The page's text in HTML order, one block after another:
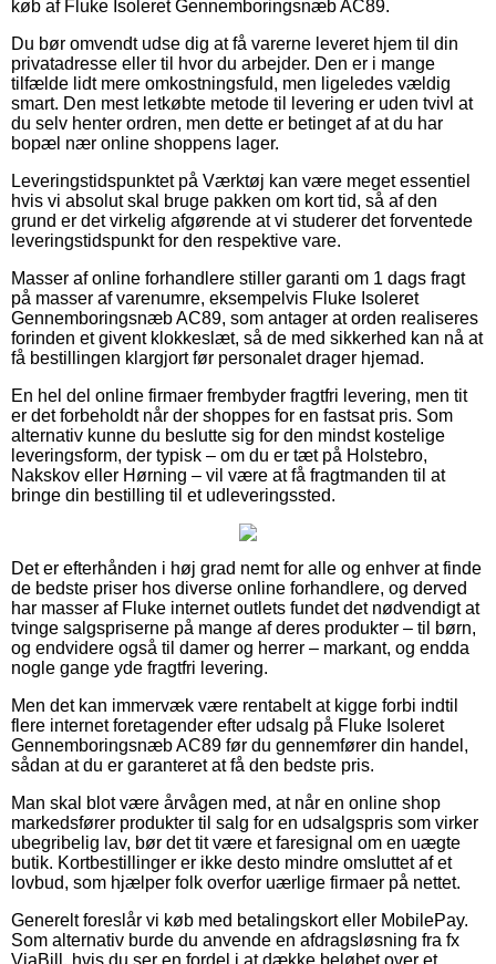
køb af Fluke Isoleret Gennemboringsnæb AC89.
Du bør omvendt udse dig at få varerne leveret hjem til din
privatadresse eller til hvor du arbejder. Den er i mange
tilfælde lidt mere omkostningsfuld, men ligeledes vældig
smart. Den mest letkøbte metode til levering er uden tvivl at
du selv henter ordren, men dette er betinget af at du har
bopæl nær online shoppens lager.
Leveringstidspunktet på Værktøj kan være meget essentiel
hvis vi absolut skal bruge pakken om kort tid, så af den
grund er det virkelig afgørende at vi studerer det forventede
leveringstidspunkt for den respektive vare.
Masser af online forhandlere stiller garanti om 1 dags fragt
på masser af varenumre, eksempelvis Fluke Isoleret
Gennemboringsnæb AC89, som antager at orden realiseres
forinden et givent klokkeslæt, så de med sikkerhed kan nå at
få bestillingen klargjort før personalet drager hjemad.
En hel del online firmaer frembyder fragtfri levering, men tit
er det forbeholdt når der shoppes for en fastsat pris. Som
alternativ kunne du beslutte sig for den mindst kostelige
leveringsform, der typisk – om du er tæt på Holstebro,
Nakskov eller Hørning – vil være at få fragtmanden til at
bringe din bestilling til et udleveringssted.
Det er efterhånden i høj grad nemt for alle og enhver at finde
de bedste priser hos diverse online forhandlere, og derved
har masser af Fluke internet outlets fundet det nødvendigt at
tvinge salgspriserne på mange af deres produkter – til børn,
og endvidere også til damer og herrer – markant, og endda
nogle gange yde fragtfri levering.
Men det kan immervæk være rentabelt at kigge forbi indtil
flere internet foretagender efter udsalg på Fluke Isoleret
Gennemboringsnæb AC89 før du gennemfører din handel,
sådan at du er garanteret at få den bedste pris.
Man skal blot være årvågen med, at når en online shop
markedsfører produkter til salg for en udsalgspris som virker
ubegribelig lav, bør det tit være et faresignal om en uægte
butik. Kortbestillinger er ikke desto mindre omsluttet af et
lovbud, som hjælper folk overfor uærlige firmaer på nettet.
Generelt foreslår vi køb med betalingskort eller MobilePay.
Som alternativ burde du anvende en afdragsløsning fra fx
ViaBill, hvis du ser en fordel i at dække beløbet over et